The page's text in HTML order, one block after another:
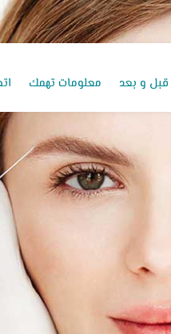
و بعد معلومات تهمك